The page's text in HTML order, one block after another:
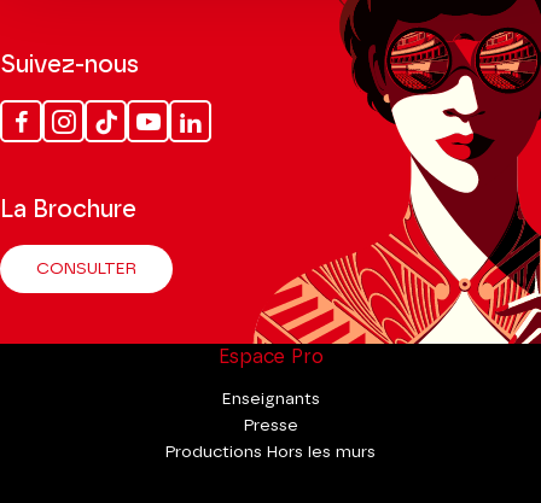
Suivez-nous
FacebookInstagram
Tik
Tok
YoutubeLinkedin
La Brochure
CONSULTER
Espace Pro
Enseignants
Presse
Productions Hors les murs